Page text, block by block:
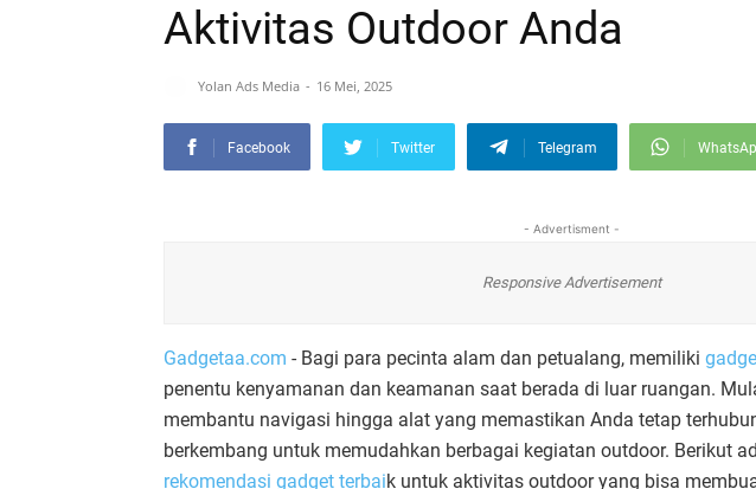
Aktivitas Outdoor Anda
Yolan Ads Media 16 Mei, 2025
Facebook Twitter Telegram
- Advertisment -
Responsive Advertisement
Gadgetaa.com - Bagi para pecinta alam dan petualang, memiliki
penentu kenyamanan dan keamanan saat berada di luar ruangan.
membantu navigasi hingga alat yang memastikan Anda tetap
berkembang untuk memudahkan berbagai kegiatan outdoor. Berikut
rekomendasi gadget terbaik untuk aktivitas outdoor yang bisa